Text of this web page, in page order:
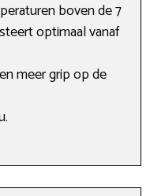
boven de 7
optimaal vanaf
meer grip op de